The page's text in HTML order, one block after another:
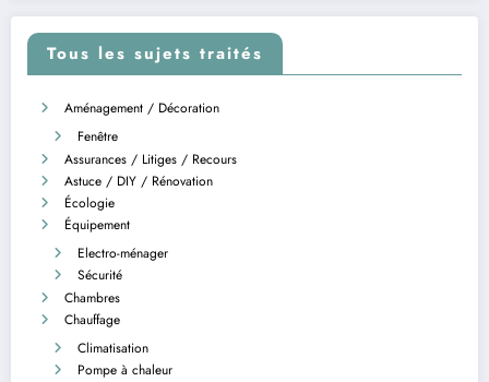
Tous les sujets traités
Aménagement / Décoration
Fenêtre
Assurances / Litiges / Recours
Astuce / DIY / Rénovation
Écologie
Équipement
Electro-ménager
Sécurité
Chambres
Chauffage
Climatisation
Pompe à chaleur